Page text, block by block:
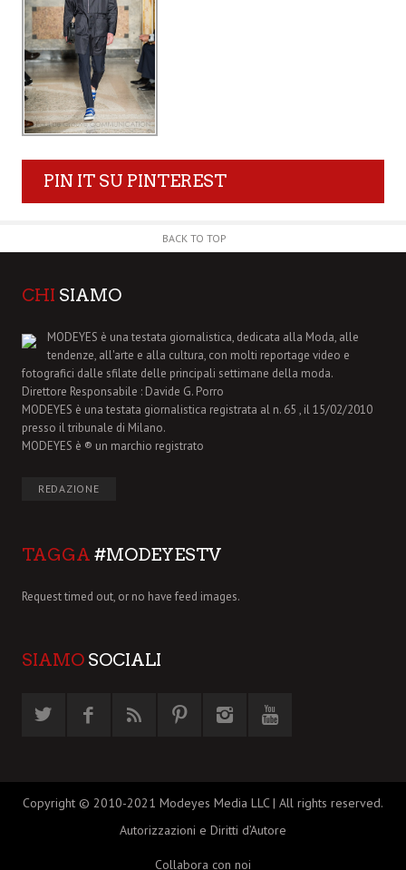
PIN IT SU PINTEREST
BACK TO TOP
CHI SIAMO
MODEYES è una testata giornalistica, dedicata alla Moda, alle
tendenze, all'arte e alla cultura, con molti reportage video e
fotografici dalle sfilate delle principali settimane della moda.
Direttore Responsabile : Davide G. Porro
MODEYES è una testata giornalistica registrata al n. 65 , il 15/02/2010
presso il tribunale di Milano.
MODEYES è ® un marchio registrato
REDAZIONE
TAGGA #MODEYESTV
Request timed out, or no have feed images.
SIAMO SOCIALI
Copyright © 2010-2021 Modeyes Media LLC | All rights reserved.
Autorizzazioni e Diritti d’Autore
Collabora con noi